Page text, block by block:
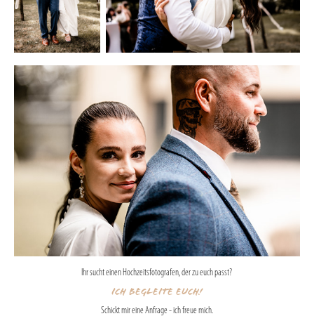
Ihr sucht einen Hochzeitsfotografen, der zu euch passt?
Ich begleite euch!
Schickt mir eine Anfrage - ich freue mich.